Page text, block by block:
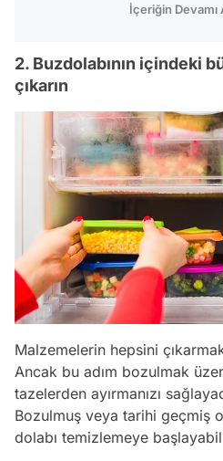
İçeriğin Devamı
2. Buzdolabının içindeki
çıkarın
Malzemelerin hepsini
Ancak bu adım bozulmak
tazelerden ayırmanızı
Bozulmuş veya tarihi geçmiş
dolabı temizlemeye